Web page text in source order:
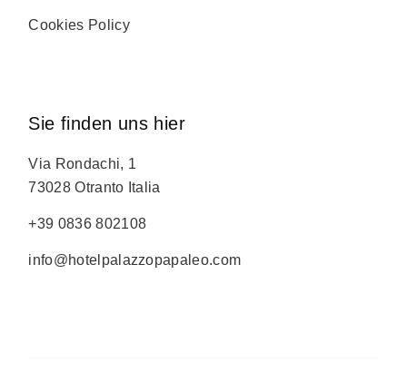
Cookies Policy
Sie finden uns hier
Via Rondachi, 1
73028 Otranto Italia
+39 0836 802108
info@hotelpalazzopapaleo.com